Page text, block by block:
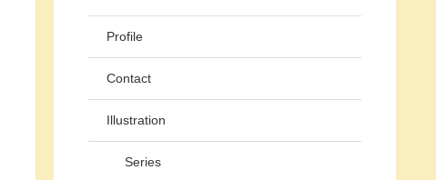
Profile
Contact
Illustration
Series